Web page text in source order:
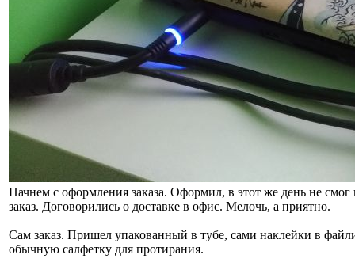
Начнем с оформления заказа. Оформил, в этот же день не
заказ. Договорились о доставке в офис. Мелочь, а приятно.
Сам заказ. Пришел упакованный в тубе, сами наклейки в
обычную салфетку для протирания.